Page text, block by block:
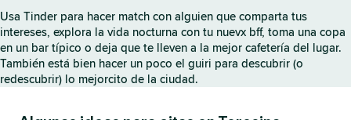
Usa Tinder para hacer match con alguien que comparta tus
intereses, explora la vida nocturna con tu nuevx bff, toma una copa
en un bar típico o deja que te lleven a la mejor cafetería del lugar.
También está bien hacer un poco el guiri para descubrir (o
redescubrir) lo mejorcito de la ciudad.